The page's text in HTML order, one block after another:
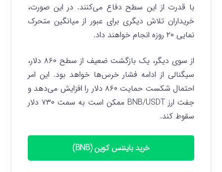
با قدرت از این سطح دفاع می‌کنند. در این صورت،
خریداران تلاش دیگری برای عبور از میانگین متحرک
نمایی ۲۰ روزه انجام خواهند داد.
از سوی دیگر، یک بازگشت ضعیف از سطح ۸۶۰ دلار،
سیگنالی از ادامه فشار خرس‌ها خواهد بود. این امر
احتمال شکست حمایت ۸۶۰ دلار را افزایش می‌دهد و
جفت ارز BNB/USDT ممکن است به سمت ۷۳۰ دلار
سقوط کند.
خرید بایننس کوین (BNB)